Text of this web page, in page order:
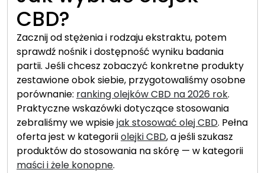
CBD?
Zacznij od stężenia i rodzaju ekstraktu, potem
sprawdź nośnik i dostępność wyniku badania
partii. Jeśli chcesz zobaczyć konkretne produkty
zestawione obok siebie, przygotowaliśmy osobne
porównanie: ranking olejków CBD na 2026 rok.
Praktyczne wskazówki dotyczące stosowania
zebraliśmy we wpisiejak stosować olej CBD. Pełna
oferta jest w kategoriiolejki CBD, a jeśli szukasz
produktów do stosowania na skórę — w kategorii
maści i żele konopne.